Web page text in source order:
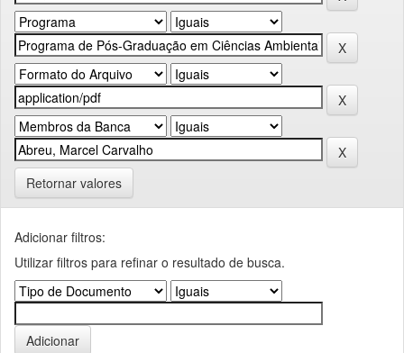
Retornar valores
Adicionar filtros:
Utilizar filtros para refinar o resultado de busca.